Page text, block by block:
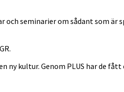
seminarier om sådant som är
kultur. Genom PLUS har de